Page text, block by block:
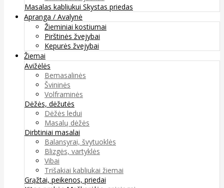
Masalas kabliukui Skystas priedas
Apranga / Avalynė
Žieminiai kostiumai
Pirštinės žvejybai
Kepurės žvejybai
Žiemai
Avižėlės
Bemasalinės
Švininės
Volframinės
Dėžės, dėžutės
Dėžės ledui
Masalų dėžės
Dirbtiniai masalai
Balansyrai, švytuoklės
Blizgės, vartyklės
Vibai
Trišakiai kabliukai žiemai
Grąžtai, peikenos, priedai